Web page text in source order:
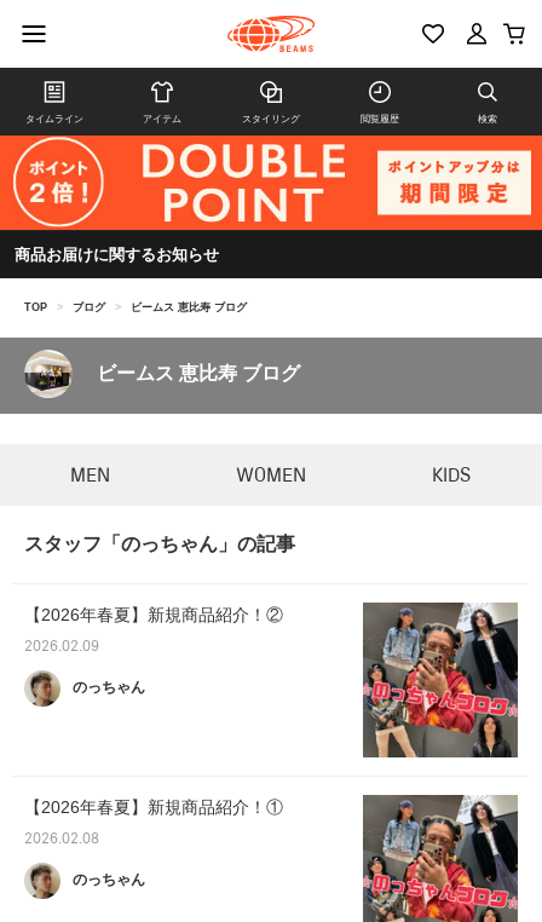
タイムライン アイテム スタイリング 閲覧履歴 検索
商品お届けに関するお知らせ
TOP > ブログ > ビームス 恵比寿 ブログ
ビームス 恵比寿 ブログ
MEN WOMEN KIDS
スタッフ「のっちゃん」の記事
【2026年春夏】新規商品紹介！②
2026.02.09
のっちゃん
【2026年春夏】新規商品紹介！①
2026.02.08
のっちゃん